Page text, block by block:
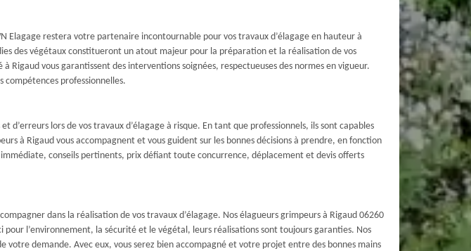
Elagage restera votre partenaire incontournable pour vos travaux d’élagage en hauteur à
des végétaux constitueront un atout majeur pour la préparation et la réalisation de vos
vous garantissent des interventions soignées, respectueuses des normes en vigueur.
professionnelles.
lors de vos travaux d’élagage à risque. En tant que professionnels, ils sont capables
à Rigaud vous accompagnent et vous guident sur les bonnes décisions à prendre, en fonction
conseils pertinents, prix défiant toute concurrence, déplacement et devis offerts
dans la réalisation de vos travaux d’élagage. Nos élagueurs grimpeurs à Rigaud 06260
l’environnement, la sécurité et le végétal, leurs réalisations sont toujours garanties. Nos
demande. Avec eux, vous serez bien accompagné et votre projet entre des bonnes mains